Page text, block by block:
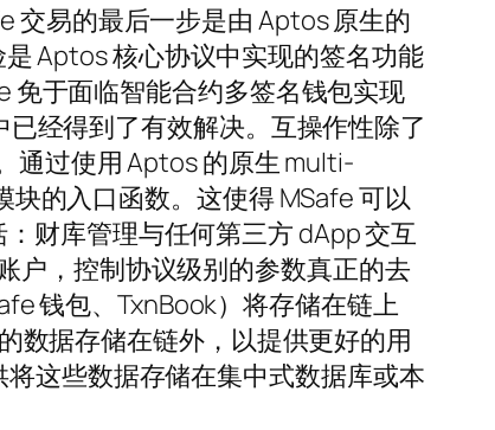
交易的最后一步是由 Aptos 原生的
Aptos 核心协议中实现的签名功能
免于面临智能合约多签名钱包实现
经得到了有效解决。互操作性除了
通过使用 Aptos 的原生 multi-
块的入口函数。这使得 MSafe 可以
财库管理与任何第三方 dApp 交互
户，控制协议级别的参数真正的去
钱包、TxnBook）将存储在链上
数据存储在链外，以提供更好的用
这些数据存储在集中式数据库或本